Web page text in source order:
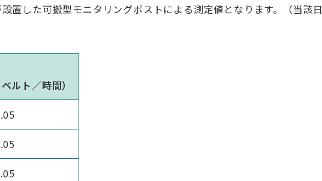
置した可搬型モニタリングポストによる測定値となります。（当該日
ルト／時間）